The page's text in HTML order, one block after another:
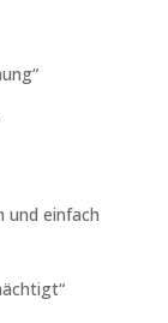
und einfach